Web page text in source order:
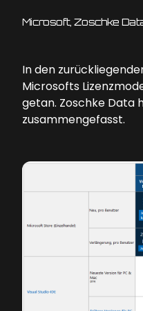
Microsoft, Zoschke
In den
Microsofts
getan. Zoschke Data
zusammengefasst.